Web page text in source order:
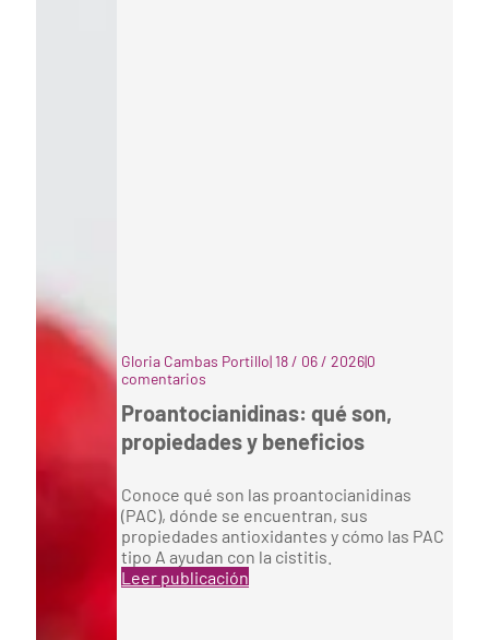
Gloria Cambas Portillo|18 / 06 / 2026|0
comentarios
Proantocianidinas: qué son,
propiedades y beneficios
Conoce qué son las proantocianidinas
(PAC), dónde se encuentran, sus
propiedades antioxidantes y cómo las PAC
tipo A ayudan con la cistitis.
Leer publicación